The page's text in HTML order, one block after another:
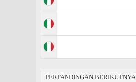
PERTANDINGAN BERIKUTNYA